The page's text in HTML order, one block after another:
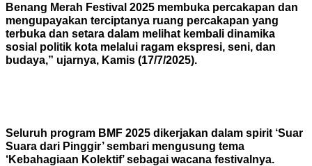
Benang Merah Festival 2025 membuka percakapan dan
mengupayakan terciptanya ruang percakapan yang
terbuka dan setara dalam melihat kembali dinamika
sosial politik kota melalui ragam ekspresi, seni, dan
budaya,” ujarnya, Kamis (17/7/2025).
Seluruh program BMF 2025 dikerjakan dalam spirit ‘Suar
Suara dari Pinggir’ sembari mengusung tema
‘Kebahagiaan Kolektif’ sebagai wacana festivalnya.